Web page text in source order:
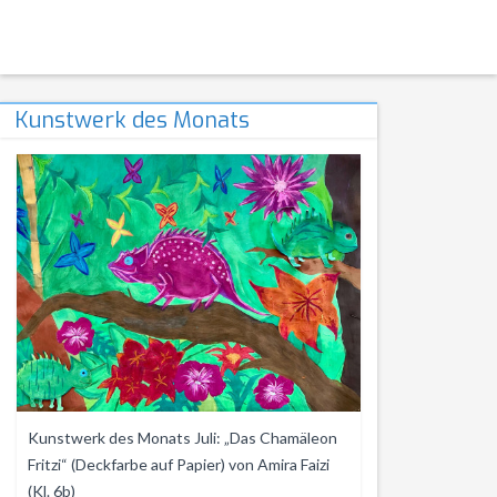
Kunstwerk des Monats
Kunstwerk des Monats Juli: „Das Chamäleon
Fritzi“ (Deckfarbe auf Papier) von Amira Faizi
(Kl. 6b)